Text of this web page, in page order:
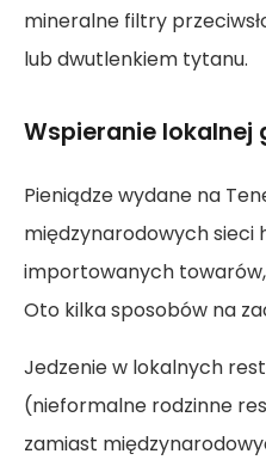
mineralne filtry
lub dwutlenkiem tytanu.
Wspieranie lokalnej
Pieniądze wydane na
międzynarodowych sieci
importowanych
Oto kilka sposobów na
Jedzenie w lokalnych
(nieformalne rodzinne
zamiast